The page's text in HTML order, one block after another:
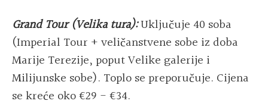
Grand Tour (Velika tura):Uključuje 40 soba
(Imperial Tour + veličanstvene sobe iz doba
Marije Terezije, poput Velike galerije i
Milijunske sobe). Toplo se preporučuje. Cijena
se kreće oko €29 - €34.